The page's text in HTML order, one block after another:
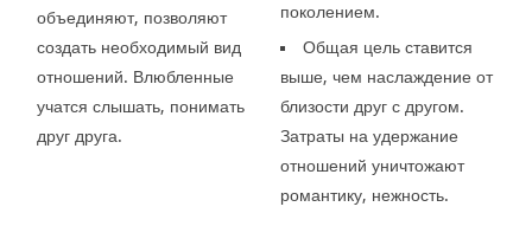
объединяют, позволяют
создать необходимый вид
отношений. Влюбленные
учатся слышать, понимать
друг друга.
поколением.
Общая цель ставится
выше, чем наслаждение от
близости друг с другом.
Затраты на удержание
отношений уничтожают
романтику, нежность.